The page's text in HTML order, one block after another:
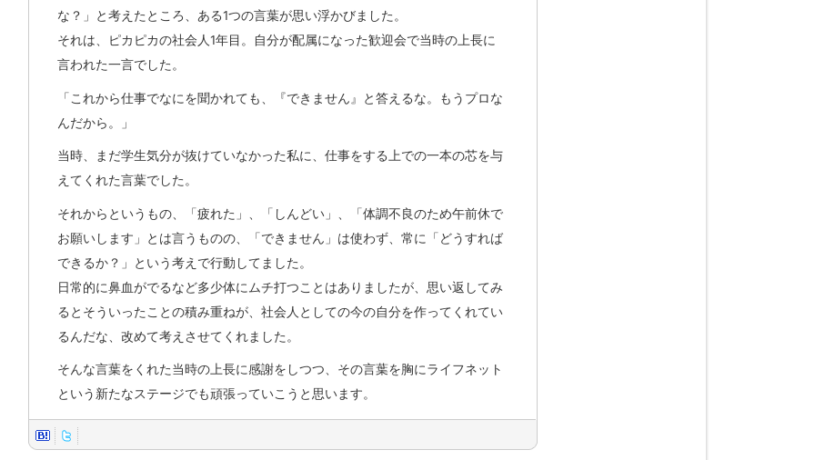
な？」と考えたところ、ある1つの言葉が思い浮かびました。
それは、ピカピカの社会人1年目。自分が配属になった歓迎会で当時の上長に
言われた一言でした。
「これから仕事でなにを聞かれても、『できません』と答えるな。もうプロな
んだから。」
当時、まだ学生気分が抜けていなかった私に、仕事をする上での一本の芯を与
えてくれた言葉でした。
それからというもの、「疲れた」、「しんどい」、「体調不良のため午前休で
お願いします」とは言うものの、「できません」は使わず、常に「どうすれば
できるか？」という考えで行動してました。
日常的に鼻血がでるなど多少体にムチ打つことはありましたが、思い返してみ
るとそういったことの積み重ねが、社会人としての今の自分を作ってくれてい
るんだな、改めて考えさせてくれました。
そんな言葉をくれた当時の上長に感謝をしつつ、その言葉を胸にライフネット
という新たなステージでも頑張っていこうと思います。